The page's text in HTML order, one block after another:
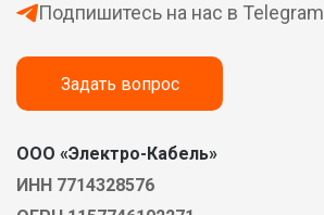
Подпишитесь на нас в Telegram
Задать вопрос
ООО «Электро-Кабель»
ИНН 7714328576